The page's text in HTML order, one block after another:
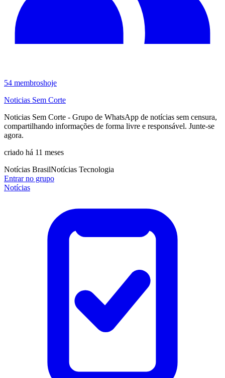
54 membroshoje
Noticias Sem Corte
Noticias Sem Corte - Grupo de WhatsApp de notícias sem censura,
compartilhando informações de forma livre e responsável. Junte‑se
agora.
criado há 11 meses
Notícias BrasilNotícias Tecnologia
Entrar no grupo
Notícias